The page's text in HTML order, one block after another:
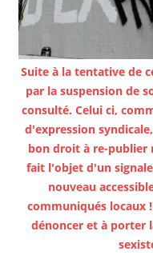
Suite à la tentative de
par la suspension de
consulté. Celui ci,
d'expression
bon droit à re-publier
fait l'objet d'un
nouveau
communiqués locaux
dénoncer et à porter